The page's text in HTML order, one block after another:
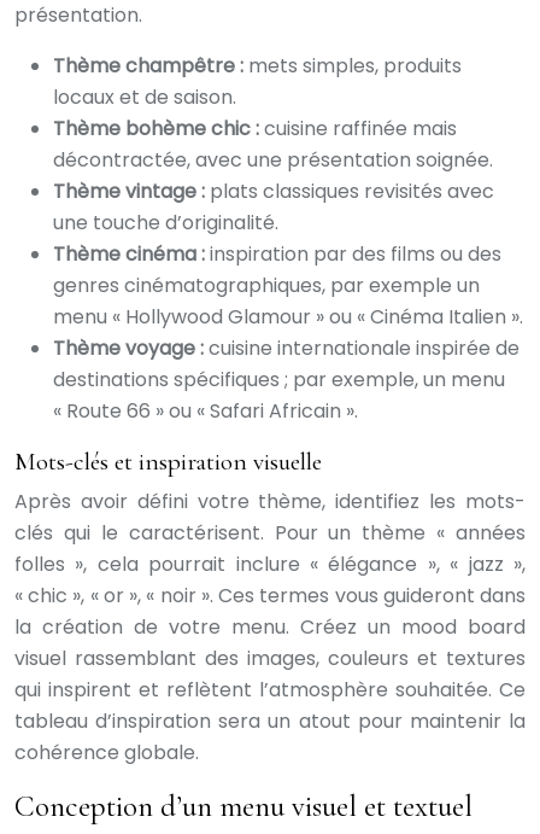
présentation.
Thème champêtre : mets simples, produits
locaux et de saison.
Thème bohème chic :cuisine raffinée mais
décontractée, avec une présentation soignée.
Thème vintage : plats classiques revisités avec
une touche d’originalité.
Thème cinéma :inspiration par des films ou des
genres cinématographiques, par exemple un
menu « Hollywood Glamour » ou « Cinéma Italien ».
Thème voyage :cuisine internationale inspirée de
destinations spécifiques ; par exemple, un menu
« Route 66 » ou « Safari Africain ».
Mots-clés et inspiration visuelle
Après avoir défini votre thème, identifiez les mots-
clés qui le caractérisent. Pour un thème « années
folles », cela pourrait inclure « élégance », « jazz »,
« chic », « or », « noir ». Ces termes vous guideront dans
la création de votre menu. Créez un mood board
visuel rassemblant des images, couleurs et textures
qui inspirent et reflètent l’atmosphère souhaitée. Ce
tableau d’inspiration sera un atout pour maintenir la
cohérence globale.
Conception d’un menu visuel et textuel